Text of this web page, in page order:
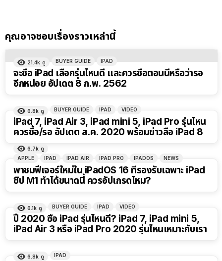
คุณอาจชอบเรื่องราวเหล่านี้
21.4k ดู BUYER GUIDE IPAD
จะซื้อ iPad เลือกรุ่นไหนดี และควรซื้อตอนนี้หรือว่ารอ
อีกหน่อย อัปเดต 8 ก.พ. 2562
6.8k ดู BUYER GUIDE IPAD VIDEO
iPad 7, iPad Air 3, iPad mini 5, iPad Pro รุ่นไหน
ควรซื้อ/รอ อัปเดต ส.ค. 2020 พร้อมข่าวลือ iPad 8
6.7k ดู
APPLE
IPAD IPAD AIR IPAD PRO IPADOS NEWS
พาชมฟีเจอร์ใหม่ใน iPadOS 16 ที่รองรับเฉพาะ iPad
ชิป M1 ทำได้ขนาดนี้ ควรอัปเกรดไหม?
6.1k ดู BUYER GUIDE IPAD VIDEO
ปี 2020 ซื้อ iPad รุ่นไหนดี? iPad 7, iPad mini 5,
iPad Air 3 หรือ iPad Pro 2020 รุ่นไหนเหมาะกับเรา
6.8k ดู IPAD